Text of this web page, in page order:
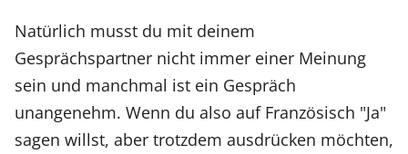
Natürlich musst du mit deinem
Gesprächspartner nicht immer einer Meinung
sein und manchmal ist ein Gespräch
unangenehm. Wenn du also auf Französisch "Ja"
sagen willst, aber trotzdem ausdrücken möchten,